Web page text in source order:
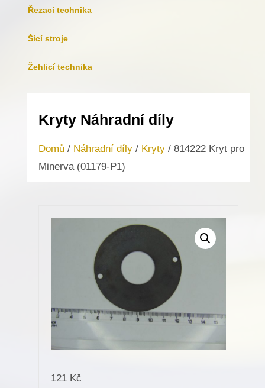
Řezací technika
Šicí stroje
Žehlicí technika
Kryty Náhradní díly
Domů / Náhradní díly / Kryty / 814222 Kryt pro
Minerva (01179-P1)
121 Kč